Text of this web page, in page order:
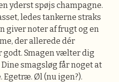
yderst spøjs champagne.
ledes tankerne straks
giver noter af frugt og en
der allerede dér
godt. Smagen vælter dig
smagsløg får noget at
Egetræ. Øl (nu igen?).